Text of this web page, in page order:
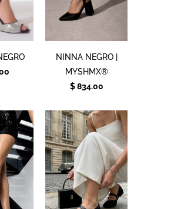
NINNA NEGRO |
MYSHMX®
$ 834.00